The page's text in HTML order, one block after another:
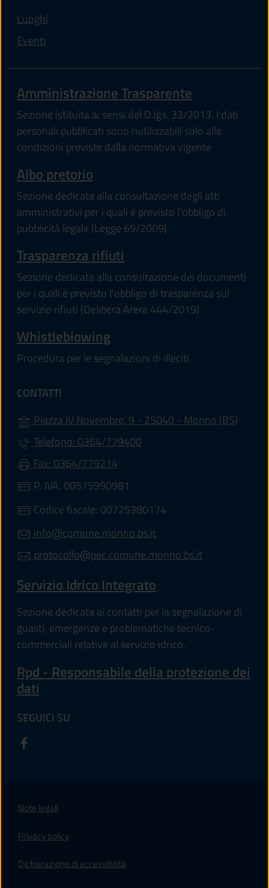
Luoghi
Eventi
Amministrazione Trasparente
Sezione istituita ai sensi del D.lgs. 33/2013. I dati
personali pubblicati sono riutilizzabili solo alle
condizioni previste dalla normativa vigente
Albo pretorio
Sezione dedicata alla consultazione degli atti
amministrativi per i quali è previsto l'obbligo di
pubblicità legale (Legge 69/2009)
Trasparenza rifiuti
Sezione dedicata alla consultazione dei documenti
per i quali è previsto l'obbligo di trasparenza sul
servizio rifiuti (Delibera Arera 444/2019)
Whistleblowing
Procedura per le segnalazioni di illeciti
CONTATTI
Piazza IV Novembre, 9 - 25040 - Monno (BS)
Telefono: 0364/779400
Fax: 0364/779214
P. IVA: 00575990981
Codice fiscale: 00725380174
info@comune.monno.bs.it
protocollo@pec.comune.monno.bs.it
Servizio Idrico Integrato
Sezione dedicata ai contatti per la segnalazione di
guasti, emergenze e problematiche tecnico-
commerciali relative al servizio idrico.
Rpd - Responsabile della protezione dei
dati
SEGUICI SU
Note legali
Privacy policy
Dichiarazione di accessibilità